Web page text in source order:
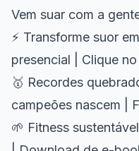
Vem suar com a
⚡ Transforme suor
presencial | Clique
🥇 Recordes
campeões nascem |
🌱 Fitness